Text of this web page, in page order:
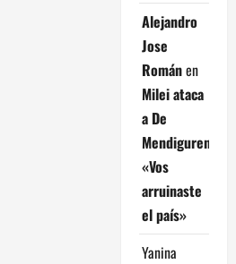
Alejandro
Jose
Románen
Milei ataca
a De
Mendiguren:
«Vos
arruinaste
el país»
Yanina